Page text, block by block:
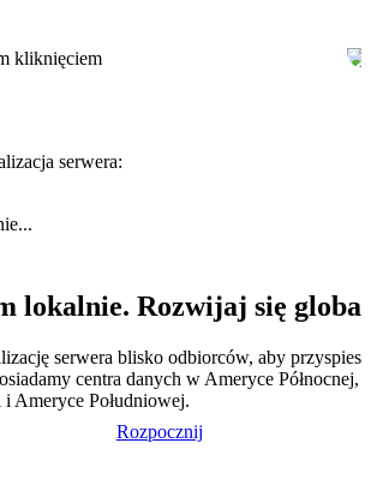
serwera:
lokalnie. Rozwijaj się
serwera blisko odbiorców, aby
centra danych w Ameryce Północnej,
Ameryce Południowej.
Rozpocznij